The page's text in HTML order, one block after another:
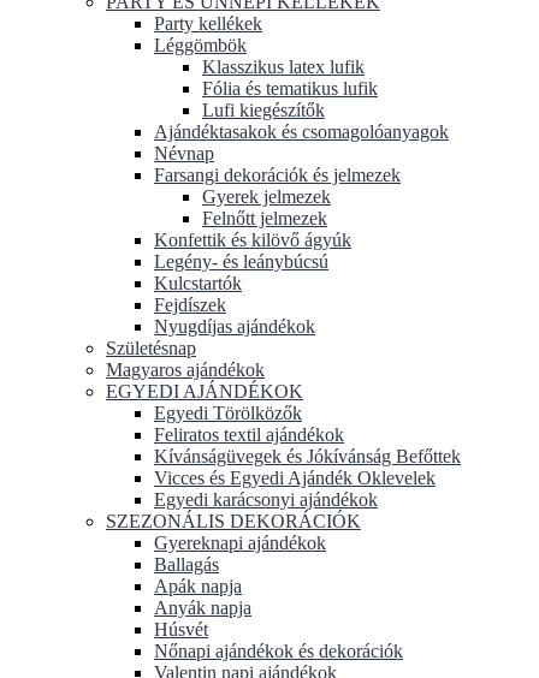
Party kellékek
Léggömbök
Klasszikus latex lufik
Fólia és tematikus lufik
Lufi kiegészítők
Ajándéktasakok és csomagolóanyagok
Névnap
Farsangi dekorációk és jelmezek
Gyerek jelmezek
Felnőtt jelmezek
Konfettik és kilövő ágyúk
Legény- és leánybúcsú
Kulcstartók
Fejdíszek
Nyugdíjas ajándékok
Születésnap
Magyaros ajándékok
EGYEDI AJÁNDÉKOK
Egyedi Törölközők
Feliratos textil ajándékok
Kívánságüvegek és Jókívánság Befőttek
Vicces és Egyedi Ajándék Oklevelek
Egyedi karácsonyi ajándékok
SZEZONÁLIS DEKORÁCIÓK
Gyereknapi ajándékok
Ballagás
Apák napja
Anyák napja
Húsvét
Nőnapi ajándékok és dekorációk
Valentin napi ajándékok